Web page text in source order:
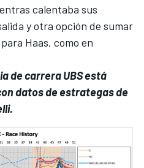
calentaba sus
y otra opción de sumar
Haas, como en
de carrera UBS está
datos de estrategas de